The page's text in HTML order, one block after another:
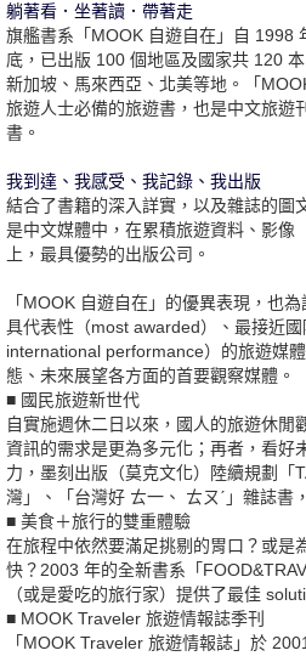
躺著看．坐著讀．帶著走
旗艦書系「MOOK 自遊自在」自 1998
底，已出版 100 個地區及國家共 120
新加坡、馬來西亞、北美等地。「
旅遊人士必備的旅遊書，也是中文旅遊
書。
我到達、我感受、我記錄、我出版
結合了書籍的深入詳實，以及雜誌的圖
是中文媒體中，在累積旅遊資料、影像
上，最具優勢的出版公司。
「MOOK 自遊自在」的優異表現，也
具代表性（most awarded）、最接近
international performance）的旅遊媒
態、未來展望各方面的首要觀察媒體。
■ 國民旅遊新世代
自實施週休二日以來，國人的旅遊休閒
資訊的需求是更為多元化；再者，看好
力，墨刻出版（莫克文化）陸續規劃「
灣」、「台灣好 ㄊ一、 ㄊㄡˊ」雜誌書
■ 美食＋旅行的雙重體驗
在旅程中依然要滿足挑剔的胃口？或是
快？2003 年的全新書系「
（或是愛吃的旅行家）提供了最佳
■ MOOK Traveler 旅遊情報誌季刊
「MOOK Traveler 旅遊情報誌」於